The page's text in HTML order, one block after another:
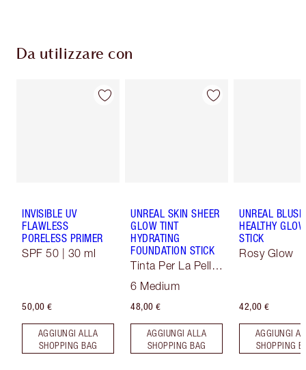
Da utilizzare con
INVISIBLE UV
FLAWLESS
PORELESS PRIMER
SPF 50 | 30 ml
50,00 €
AGGIUNGI ALLA
SHOPPING BAG
UNREAL SKIN SHEER
GLOW TINT
HYDRATING
FOUNDATION STICK
Tinta Per La Pelle
6 Medium
48,00 €
AGGIUNGI ALLA
SHOPPING BAG
UNREAL BLUSH
HEALTHY GLOW
STICK
Rosy Glow
42,00 €
AGGIUNGI
SHOPPING